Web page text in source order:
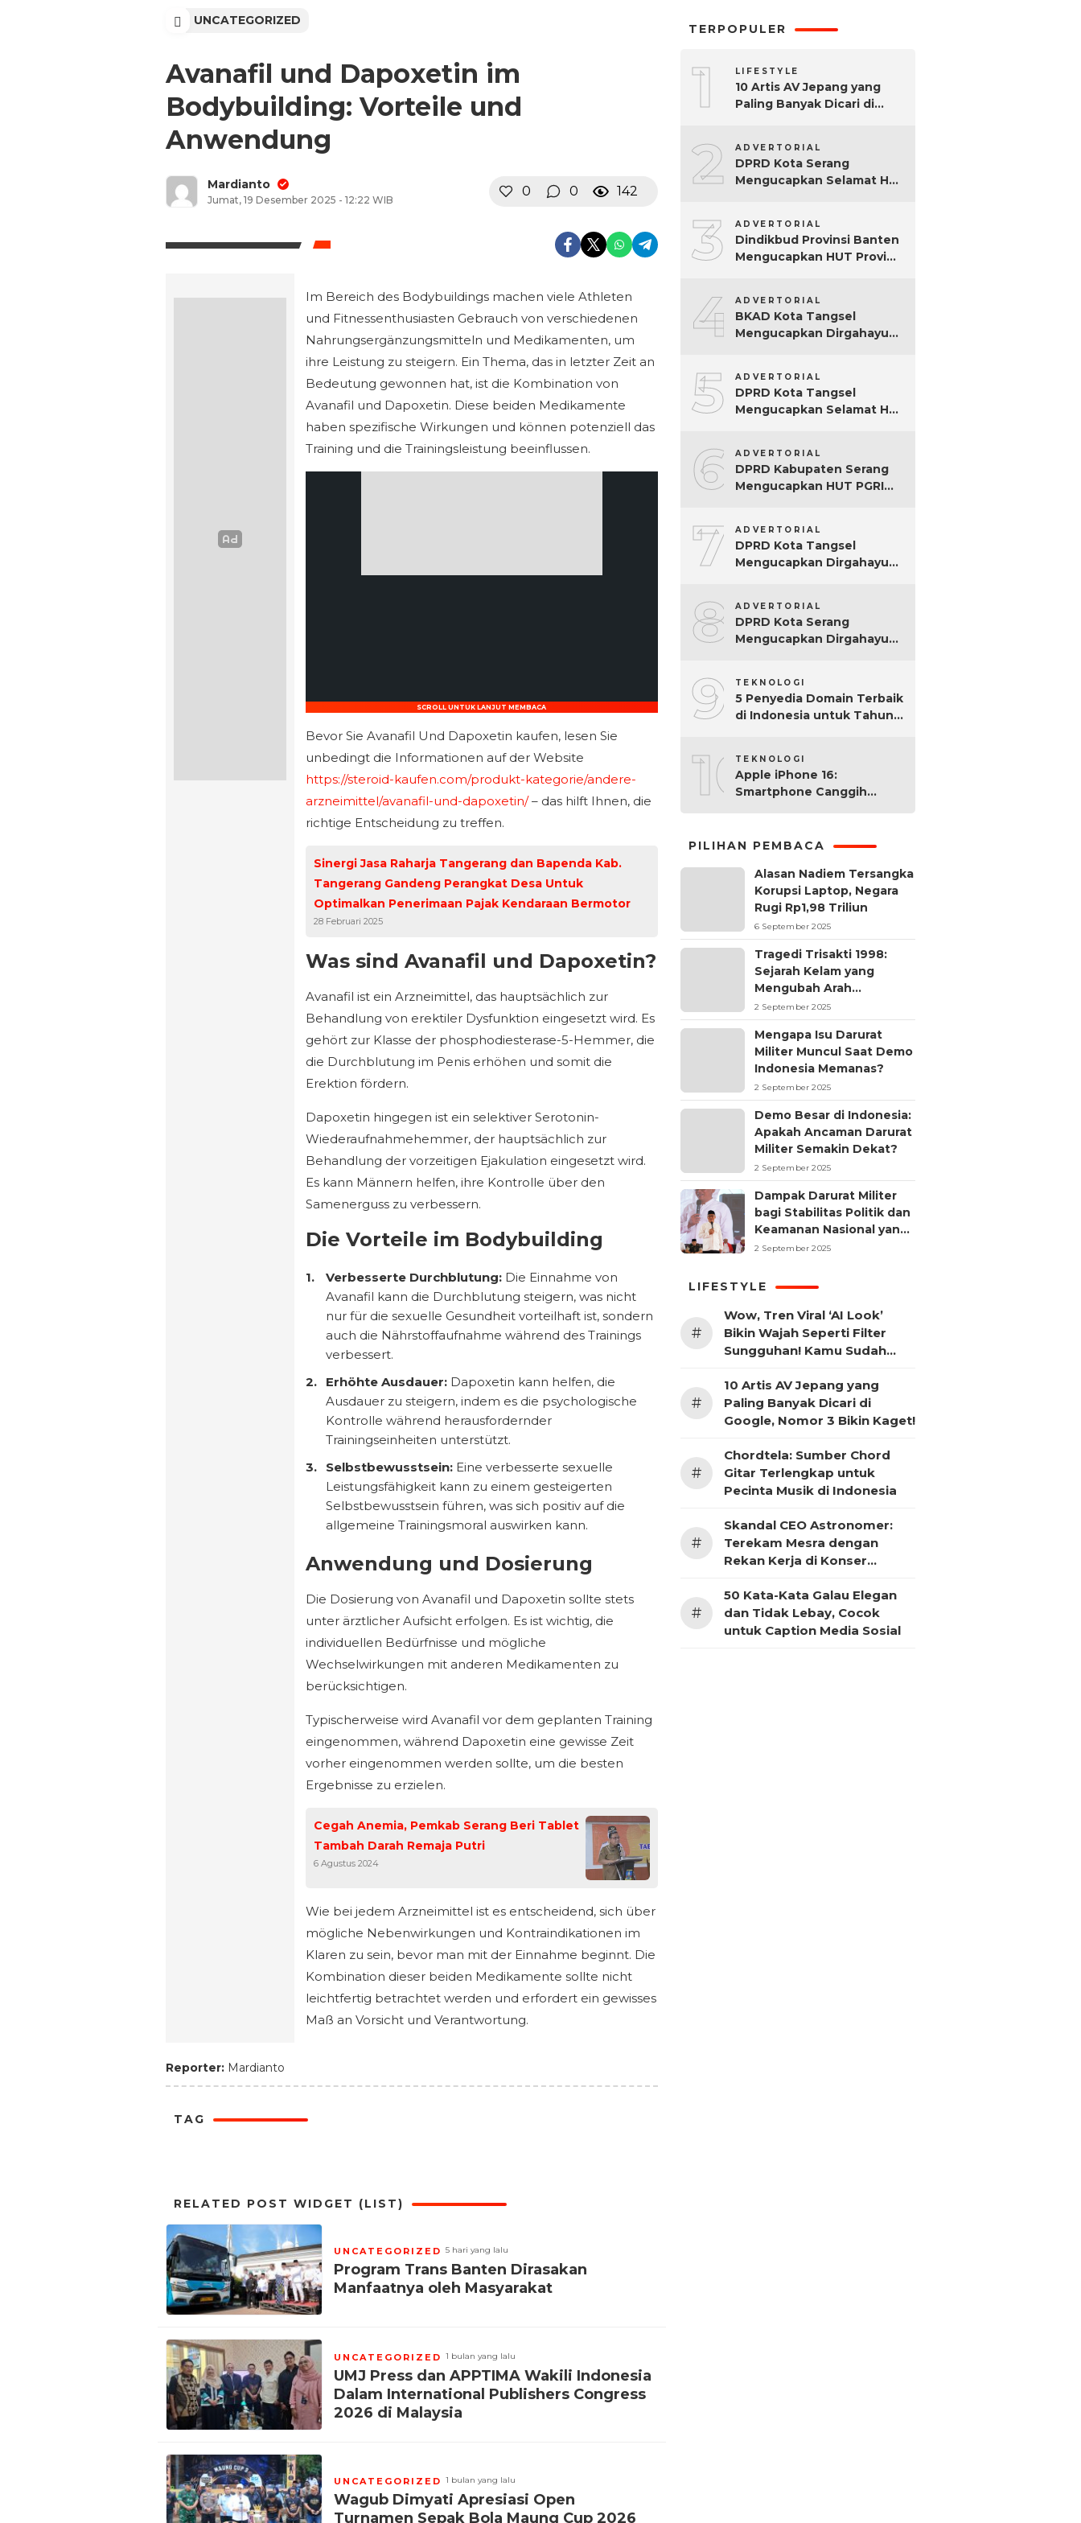
UNCATEGORIZED
Avanafil und Dapoxetin im
Bodybuilding: Vorteile und
Anwendung
Mardianto
Jumat, 19 Desember 2025 - 12:22 WIB
0 0 142
Im Bereich des Bodybuildings machen viele Athleten
und Fitnessenthusiasten Gebrauch von verschiedenen
Nahrungsergänzungsmitteln und Medikamenten, um
ihre Leistung zu steigern. Ein Thema, das in letzter Zeit an
Bedeutung gewonnen hat, ist die Kombination von
Avanafil und Dapoxetin. Diese beiden Medikamente
haben spezifische Wirkungen und können potenziell das
Training und die Trainingsleistung beeinflussen.
SCROLL UNTUK LANJUT MEMBACA
Bevor Sie Avanafil Und Dapoxetin kaufen, lesen Sie
unbedingt die Informationen auf der Website
https://steroid-kaufen.com/produkt-kategorie/andere-
arzneimittel/avanafil-und-dapoxetin/– das hilft Ihnen, die
richtige Entscheidung zu treffen.
Sinergi Jasa Raharja Tangerang dan Bapenda Kab.
Tangerang Gandeng Perangkat Desa Untuk
Optimalkan Penerimaan Pajak Kendaraan Bermotor
28 Februari 2025
Was sind Avanafil und Dapoxetin?
Avanafil ist ein Arzneimittel, das hauptsächlich zur
Behandlung von erektiler Dysfunktion eingesetzt wird. Es
gehört zur Klasse der phosphodiesterase-5-Hemmer, die
die Durchblutung im Penis erhöhen und somit die
Erektion fördern.
Dapoxetin hingegen ist ein selektiver Serotonin-
Wiederaufnahmehemmer, der hauptsächlich zur
Behandlung der vorzeitigen Ejakulation eingesetzt wird.
Es kann Männern helfen, ihre Kontrolle über den
Samenerguss zu verbessern.
Die Vorteile im Bodybuilding
Verbesserte Durchblutung: Die Einnahme von
Avanafil kann die Durchblutung steigern, was nicht
nur für die sexuelle Gesundheit vorteilhaft ist, sondern
auch die Nährstoffaufnahme während des Trainings
verbessert.
Erhöhte Ausdauer: Dapoxetin kann helfen, die
Ausdauer zu steigern, indem es die psychologische
Kontrolle während herausfordernder
Trainingseinheiten unterstützt.
Selbstbewusstsein: Eine verbesserte sexuelle
Leistungsfähigkeit kann zu einem gesteigerten
Selbstbewusstsein führen, was sich positiv auf die
allgemeine Trainingsmoral auswirken kann.
Anwendung und Dosierung
Die Dosierung von Avanafil und Dapoxetin sollte stets
unter ärztlicher Aufsicht erfolgen. Es ist wichtig, die
individuellen Bedürfnisse und mögliche
Wechselwirkungen mit anderen Medikamenten zu
berücksichtigen.
Typischerweise wird Avanafil vor dem geplanten Training
eingenommen, während Dapoxetin eine gewisse Zeit
vorher eingenommen werden sollte, um die besten
Ergebnisse zu erzielen.
Cegah Anemia, Pemkab Serang Beri Tablet
Tambah Darah Remaja Putri
6 Agustus 2024
Wie bei jedem Arzneimittel ist es entscheidend, sich über
mögliche Nebenwirkungen und Kontraindikationen im
Klaren zu sein, bevor man mit der Einnahme beginnt. Die
Kombination dieser beiden Medikamente sollte nicht
leichtfertig betrachtet werden und erfordert ein gewisses
Maß an Vorsicht und Verantwortung.
Reporter: Mardianto
TAG
RELATED POST WIDGET (LIST)
UNCATEGORIZED 5 hari yang lalu
Program Trans Banten Dirasakan
Manfaatnya oleh Masyarakat
UNCATEGORIZED 1 bulan yang lalu
UMJ Press dan APPTIMA Wakili Indonesia
Dalam International Publishers Congress
2026 di Malaysia
UNCATEGORIZED 1 bulan yang lalu
Wagub Dimyati Apresiasi Open
Turnamen Sepak Bola Maung Cup 2026
TERPOPULER
1 LIFESTYLE
10 Artis AV Jepang yang
Paling Banyak Dicari di
2 ADVERTORIAL
DPRD Kota Serang
Mengucapkan Selamat Hari
3 ADVERTORIAL
Dindikbud Provinsi Banten
Mengucapkan HUT Provinsi
4 ADVERTORIAL
BKAD Kota Tangsel
Mengucapkan Dirgahayu
5 ADVERTORIAL
DPRD Kota Tangsel
Mengucapkan Selamat Hari
6 ADVERTORIAL
DPRD Kabupaten Serang
Mengucapkan HUT PGRI
7 ADVERTORIAL
DPRD Kota Tangsel
Mengucapkan Dirgahayu
8 ADVERTORIAL
DPRD Kota Serang
Mengucapkan Dirgahayu
9 TEKNOLOGI
5 Penyedia Domain Terbaik
di Indonesia untuk Tahun
10TEKNOLOGI
Apple iPhone 16:
Smartphone Canggih
PILIHAN PEMBACA
Alasan Nadiem Tersangka
Korupsi Laptop, Negara
Rugi Rp1,98 Triliun
6 September 2025
Tragedi Trisakti 1998:
Sejarah Kelam yang
Mengubah Arah
Reformasi Indonesia
2 September 2025
Mengapa Isu Darurat
Militer Muncul Saat Demo
Indonesia Memanas?
2 September 2025
Demo Besar di Indonesia:
Apakah Ancaman Darurat
Militer Semakin Dekat?
2 September 2025
Dampak Darurat Militer
bagi Stabilitas Politik dan
Keamanan Nasional yang
Sering Terlupakan
2 September 2025
LIFESTYLE
#
Wow, Tren Viral ‘AI Look’
Bikin Wajah Seperti Filter
Sungguhan! Kamu Sudah
#
10 Artis AV Jepang yang
Paling Banyak Dicari di
Google, Nomor 3 Bikin Kaget!
#
Chordtela: Sumber Chord
Gitar Terlengkap untuk
Pecinta Musik di Indonesia
#
Skandal CEO Astronomer:
Terekam Mesra dengan
Rekan Kerja di Konser
#
50 Kata-Kata Galau Elegan
dan Tidak Lebay, Cocok
untuk Caption Media Sosial